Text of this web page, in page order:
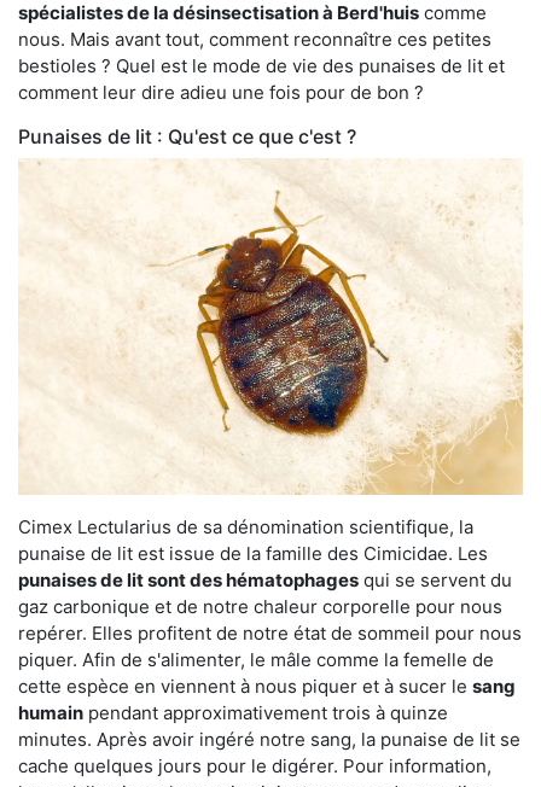
spécialistes de la désinsectisation à Berd'huis comme
nous. Mais avant tout, comment reconnaître ces petites
bestioles ? Quel est le mode de vie des punaises de lit et
comment leur dire adieu une fois pour de bon ?
Punaises de lit : Qu'est ce que c'est ?
Cimex Lectularius de sa dénomination scientifique, la
punaise de lit est issue de la famille des Cimicidae. Les
punaises de lit sont des hématophages qui se servent du
gaz carbonique et de notre chaleur corporelle pour nous
repérer. Elles profitent de notre état de sommeil pour nous
piquer. Afin de s'alimenter, le mâle comme la femelle de
cette espèce en viennent à nous piquer et à sucer le sang
humain pendant approximativement trois à quinze
minutes. Après avoir ingéré notre sang, la punaise de lit se
cache quelques jours pour le digérer. Pour information,